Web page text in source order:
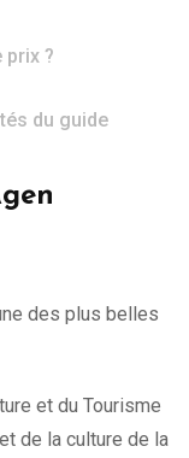
prix ?
du guide
des plus belles
et du Tourisme
de la culture de la